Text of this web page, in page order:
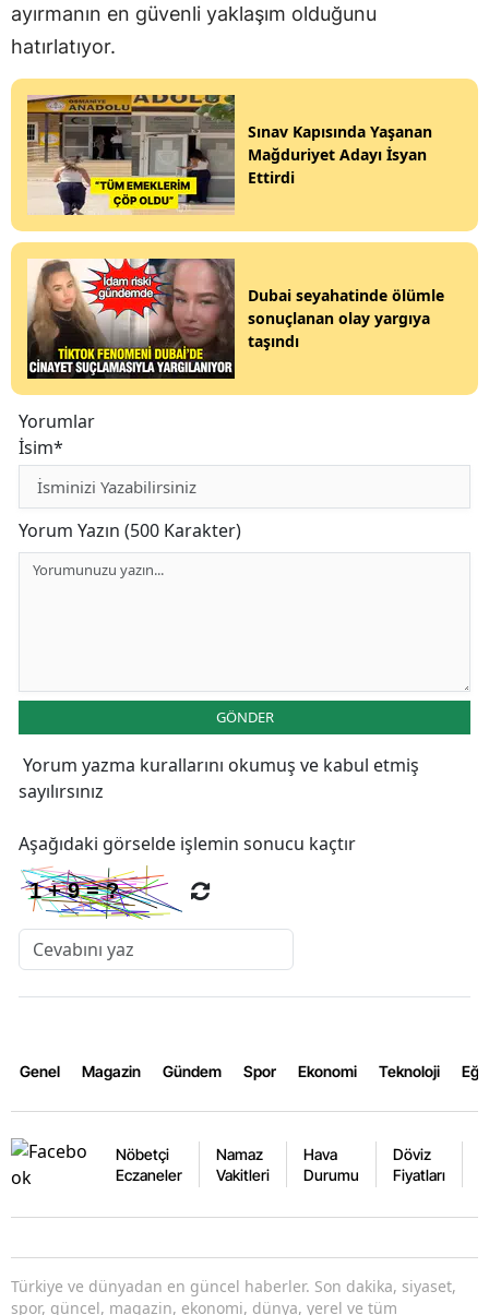
ayırmanın en güvenli yaklaşım olduğunu
hatırlatıyor.
Sınav Kapısında Yaşanan
Mağduriyet Adayı İsyan
Ettirdi
Dubai seyahatinde ölümle
sonuçlanan olay yargıya
taşındı
Yorumlar
İsim*
Yorum Yazın (500 Karakter)
GÖNDER
Yorum yazma kurallarını okumuş ve kabul etmiş
sayılırsınız
Aşağıdaki görselde işlemin sonucu kaçtır
Genel Magazin Gündem Spor Ekonomi Teknoloji
Nöbetçi
Eczaneler
Namaz
Vakitleri
Hava
Durumu
Döviz
Fiyatları
Türkiye ve dünyadan en güncel haberler. Son dakika, siyaset,
spor, güncel, magazin, ekonomi, dünya, yerel ve tüm